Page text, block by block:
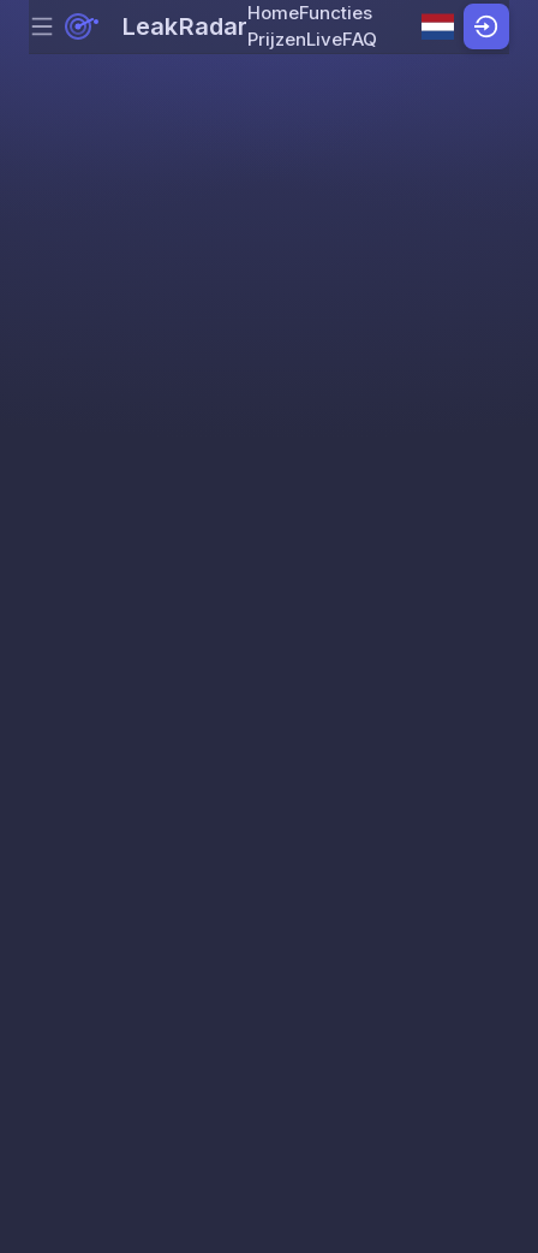
Skip to content
Menu LeakRadarHomeFuncties
PrijzenLiveFAQ